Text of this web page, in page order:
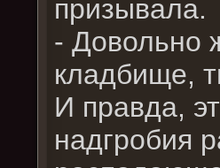
призывала.
- Довольно
кладбище,
И правда,
надгробия